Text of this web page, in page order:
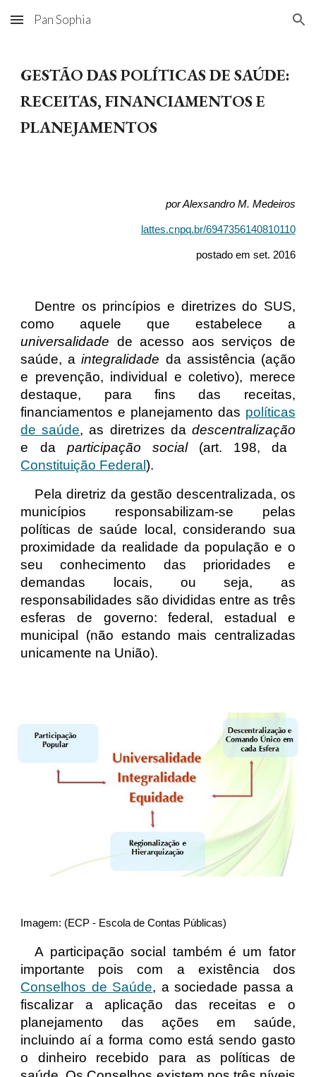
Skip to main content Skip to navigation
Pan Sophia
GESTÃO DAS POLÍTICAS DE SAÚDE:
RECEITAS, FINANCIAMENTOS E
PLANEJAMENTOS
por Alexsandro M. Medeiros
lattes.cnpq.br/6947356140810110
postado em set. 2016
Dentre os princípios e diretrizes do SUS,
como aquele que estabelece a
universalidade de acesso aos serviços de
saúde, aintegralidade da assistência (ação
e prevenção, individual e coletivo), merece
destaque, para fins das receitas,
financiamentos e planejamento das políticas
de saúde, as diretrizes da descentralização
e da participação social (art. 198, da
Constituição Federal).
Pela diretriz da gestão descentralizada, os
municípios responsabilizam-se pelas
políticas de saúde local, considerando sua
proximidade da realidade da população e o
seu conhecimento das prioridades e
demandas locais, ou seja, as
responsabilidades são divididas entre as três
esferas de governo: federal, estadual e
municipal (não estando mais centralizadas
unicamente na União).
Imagem: (ECP - Escola de Contas Públicas)
A participação social
também é um fator
importante pois com a existência dos
Conselhos de Saúde, a sociedade passa a
fiscalizar a aplicação das receitas e o
planejamento das ações em saúde,
incluindo aí a forma como está sendo gasto
o dinheiro recebido para as políticas de